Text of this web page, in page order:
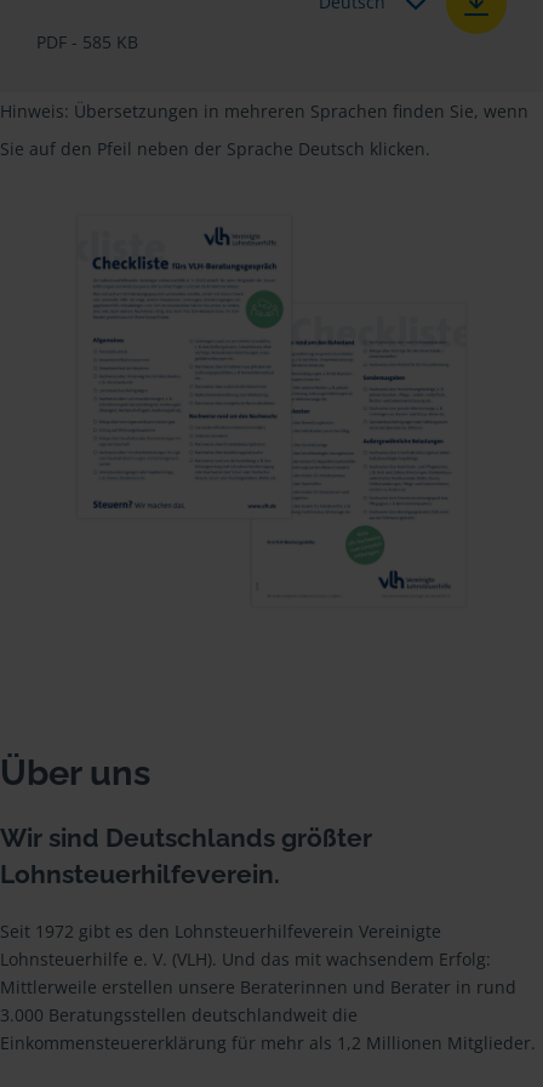
PDF - 585 KB
Hinweis: Übersetzungen in mehreren Sprachen finden Sie, wenn
Sie auf den Pfeil neben der Sprache Deutsch klicken.
Über uns
Wir sind Deutschlands größter
Lohnsteuerhilfeverein.
Seit 1972 gibt es den Lohnsteuerhilfeverein Vereinigte
Lohnsteuerhilfe e. V. (VLH). Und das mit wachsendem Erfolg:
Mittlerweile erstellen unsere Beraterinnen und Berater in rund
3.000 Beratungsstellen deutschlandweit die
Einkommensteuererklärung für mehr als 1,2 Millionen Mitglieder.